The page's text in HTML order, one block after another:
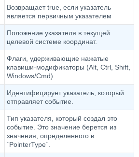
Возвращает true, если указатель
является первичным указателем
Положение указателя в текущей
целевой системе координат.
Флаги, удерживающие нажатые
клавиши-модификаторы (Alt, Ctrl, Shift,
Windows/Cmd).
Идентифицирует указатель, который
отправляет событие.
Тип указателя, который создал это
событие. Это значение берется из
значения, определенного в
`PointerType`.